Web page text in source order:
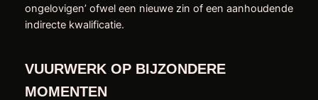
ongelovigen’ ofwel een nieuwe zin of een aanhoudende
indirecte kwalificatie.
VUURWERK OP BIJZONDERE
MOMENTEN